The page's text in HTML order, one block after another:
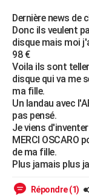
COPAINS D'AVANT
S'inscrire
Se connecter
Lycées
Collèges
Primaires
Universités
Entreprises
Service militaire
Avis de recherche
AVIS DE DÉCÈS
FORUM
Bricolage
Lifestyle
Culture
Sport
Auto
Television
Voyage
Cinema
Dernière news de
Donc ils veulent
disque mais moi
98 €
Voila ils sont
disque qui va me
ma fille.
Un landau avec
pas pensé.
Je viens
MERCI OSCARO
de ma fille.
Plus jamais plus
Répondre (1)